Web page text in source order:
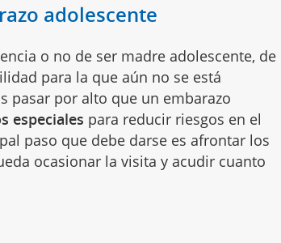
adolescente
o no de ser madre adolescente, de
para la que aún no se está
pasar por alto que un embarazo
especiales para reducir riesgos en el
paso que debe darse es afrontar los
ocasionar la visita y acudir cuanto